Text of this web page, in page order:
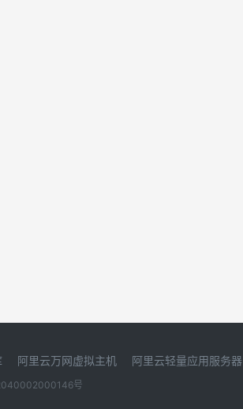
阿里云万网虚拟主机 阿里云轻量应用服务器
号